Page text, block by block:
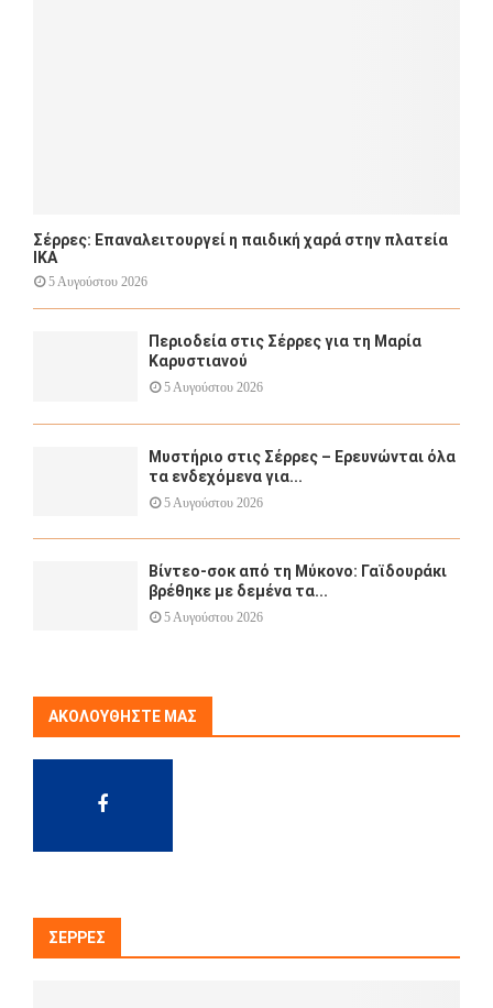
Σέρρες: Επαναλειτουργεί η παιδική χαρά στην πλατεία
ΙΚΑ
5 Αυγούστου 2026
Περιοδεία στις Σέρρες για τη Μαρία
Καρυστιανού
5 Αυγούστου 2026
Μυστήριο στις Σέρρες – Ερευνώνται όλα
τα ενδεχόμενα για...
5 Αυγούστου 2026
Βίντεο-σοκ από τη Μύκονο: Γαϊδουράκι
βρέθηκε με δεμένα τα...
5 Αυγούστου 2026
ΑΚΟΛΟΥΘΉΣΤΕ ΜΑΣ
ΣΈΡΡΕΣ